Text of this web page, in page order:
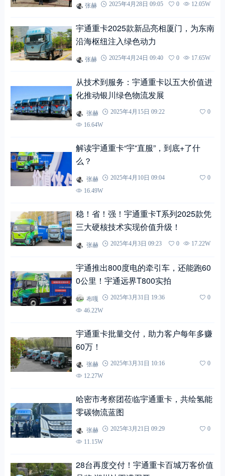
张赫 2025年4月28日 09:05 0 12.05W
宇通重卡2025款新品亮相厦门，为东南
沿海枢纽注入绿色动力
张赫 2025年4月24日 09:40 0 17.65W
从技术到服务：宇通重卡以五大价值进
化推动银川绿色物流发展
张赫 2025年4月15日 09:22
0
16.64W
解读宇通重卡“宇⁺直服”，到底+了什
么？
张赫 2025年4月10日 09:04
0
16.49W
稳！省！强！宇通重卡T系列2025款凭
三大硬核技术实现价值升级！
张赫 2025年4月3日 09:23 0 17.22W
宇通推出800度电的牵引车，还能跑60
0公里！宇通远界T800实拍
布嘎 2025年3月31日 19:36
0
46.22W
宇通重卡批量交付，助力客户每年多赚
60万！
张赫 2025年3月31日 10:16
0
12.27W
哈密市考察团莅临宇通重卡，共绘氢能
零碳物流蓝图
张赫 2025年3月21日 09:29
0
11.15W
28台再度交付！宇通重卡百城万客价值